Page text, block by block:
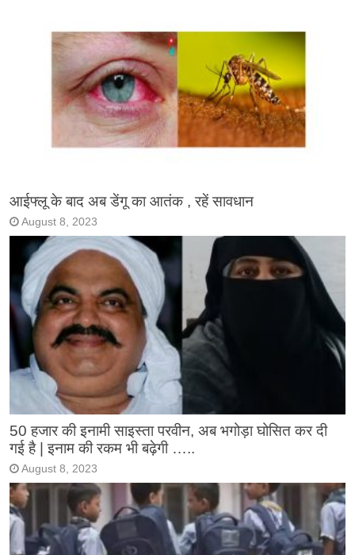
आईफ्लू के बाद अब डेंगू का आतंक , रहें सावधान
August 8, 2023
50 हजार की इनामी साइस्ता परवीन, अब भगोड़ा घोसित कर दी
गई है | इनाम की रकम भी बढ़ेगी …..
August 8, 2023